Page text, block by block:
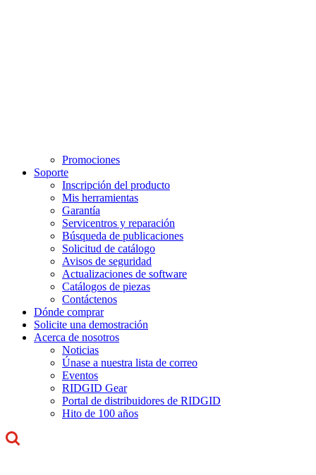
Promociones
Soporte
Inscripción del producto
Mis herramientas
Garantía
Servicentros y reparación
Búsqueda de publicaciones
Solicitud de catálogo
Avisos de seguridad
Actualizaciones de software
Catálogos de piezas
Contáctenos
Dónde comprar
Solicite una demostración
Acerca de nosotros
Noticias
Únase a nuestra lista de correo
Eventos
RIDGID Gear
Portal de distribuidores de RIDGID
Hito de 100 años